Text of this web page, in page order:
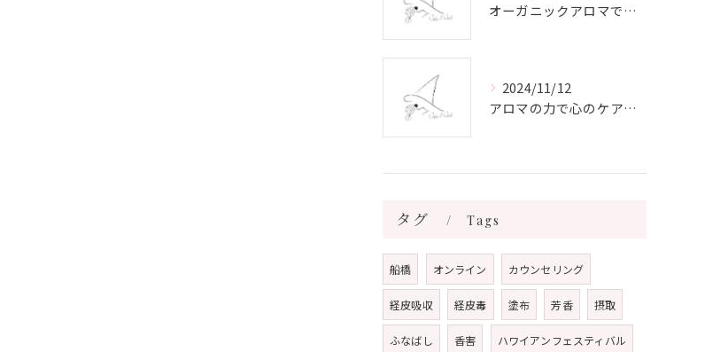
オーガニックアロマで心と体を癒す
2024/11/12
アロマの力で心のケアをする方法
タグ Tags
船橋 オンライン カウンセリング
経皮吸収 経皮毒 塗布 芳香 摂取
ふなばし 香害 ハワイアンフェスティバル